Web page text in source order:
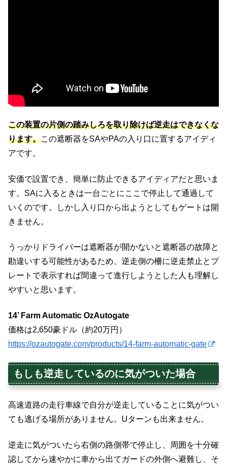
この装置の片側の踏みしろを取り除けば逆走はできなくな
ります。この遮断器をSAやPAの入り口に置するアイディ
アです。
安価で設置でき、簡単に防止できるアイディアだと思いま
す。SAに入るときは一台ごとにここで停止して通過して
いくのです。しかし入り口から出ようとしてもゲートは開
きません。
うっかりドライバーは遮断器が開かないと遮断器の故障と
勘違いする可能性があるため、逆走側の柵に逆走禁止とプ
レートで表示すれば間違って進行しようとした人も理解し
やすいと思います。
14’ Farm Automatic OzAutogate
価格は2,650豪ドル（約20万円）
https://ozautogate.com/products/14-farm-automatic-gate
もしも逆走しているのに気がついた場合
高速道路の走行車線で自分が逆走していることに気がつい
ても逃げる場所がありません。Uターンも出来ません。
逆走に気がついたら右側の路側帯で停止し、周囲を十分確
認してから速やかに車から出てガードの外側へ避難し、そ